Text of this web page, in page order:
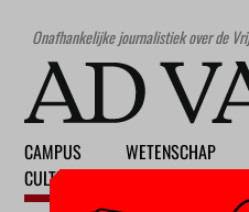
Onafhankelijke journalistiek over de
CAMPUS
CULTUUR
WETENSCHAP